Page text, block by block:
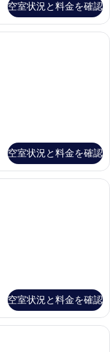
空室状況と料金を確認
ン / アイロン台、WiFi (無料)、
空室状況と料金を確認
ルーム 禁煙 | アイロン / アイ
空室状況と料金を確認
ン / アイロン台、WiFi (無料)、